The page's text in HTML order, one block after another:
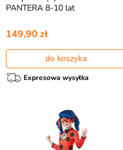
PANTERA 8-10 lat
149,90 zł
do koszyka
Expresowa wysyłka